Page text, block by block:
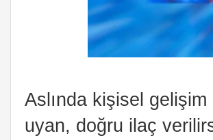
Aslında kişisel
uyan, doğru ilaç